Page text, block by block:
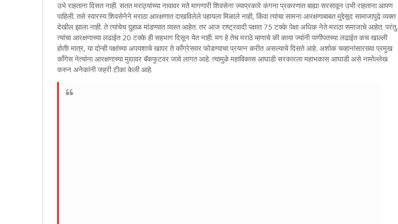
उभे राहताना दिसत नाही. सतत मराठ्यांच्या नावावर मते मागणारी शिवसेना ज्याप्रकारे कंगना प्रकरणात बाह्या सरसावून उभी राहताना आपण
पाहिली. तसे स्वारस्य शिवसेनेने मराठा आरक्षणात दाखविलेले पहायला मिळाले नाही, किंवा त्यांचा सामना आरक्षणाबाबत मुद्देसूद सामाजापुढे व्यक्त
देखील झाला नाही. ते त्यांचेच गुर्‍हाळ मांडण्यात व्यस्त आहेत. तर आज राष्ट्रवादी पक्षात 75 टक्के पेक्षा अधिक नेते मराठा समाजाचे आहेत. परंतु,
त्यांचा आरक्षणाच्या लढाईत 20 टक्के ही सहभाग दिसून येत नाही. मग हे तेच मराठे म्हणाचे की काय! ज्यांनी पाणीपतच्या लढाईत कच खाल्ली
होती! मात्र, या दोन्ही पक्षांच्या अपयशाचे खापर ते काँग्रेसवर फोडण्याचा प्रयत्न करीत असल्याचे दिसते आहे. अशोक चव्हानांसारख्या प्रमुख
काँगेस नेत्यांना आरक्षणाच्या मुद्यावर बॅकफुटवर जावे लागत आहे. त्यामुळे महाविकास आघाडी सरकारला महाभकास आघाडी असे नामोल्लेख
करुन अनेकांनी जहरी टीका केली आहे.